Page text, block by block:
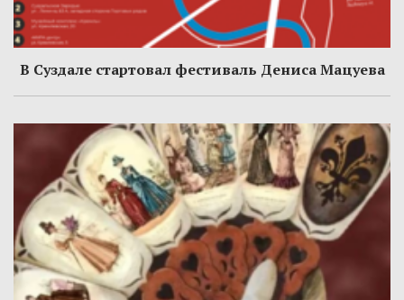
В Суздале стартовал фестиваль Дениса Мацуева